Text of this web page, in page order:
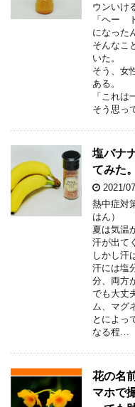
ウンいけ
「ヘー
になった
そんなこ
いた。
そう、女
ある。
「これは
そう思っ
塩バナ
てみた
2021/
熱中症対
はん）
夏は気温
汗が出て
しかし汗
汗には塩
分、両方
でも大丈
ム、マグ
とによっ
なる程…
花の名
マホで